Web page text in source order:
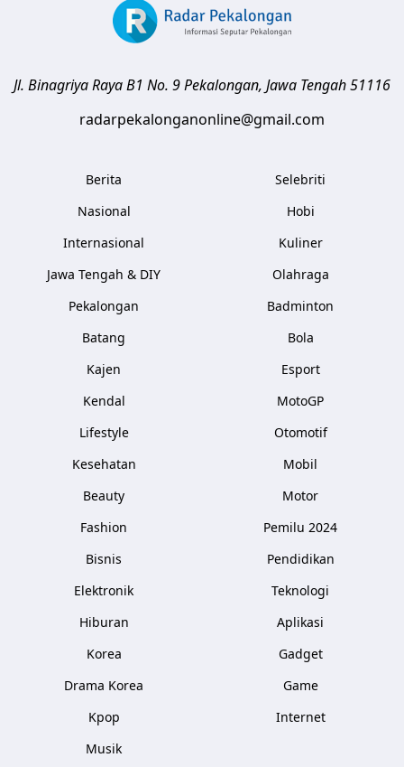
Jl. Binagriya Raya B1 No. 9Pekalongan, Jawa Tengah51116
radarpekalonganonline@gmail.com
Berita
Nasional
Internasional
Jawa Tengah & DIY
Pekalongan
Batang
Kajen
Kendal
Lifestyle
Kesehatan
Beauty
Fashion
Bisnis
Elektronik
Hiburan
Korea
Drama Korea
Kpop
Musik
Selebriti
Hobi
Kuliner
Olahraga
Badminton
Bola
Esport
MotoGP
Otomotif
Mobil
Motor
Pemilu 2024
Pendidikan
Teknologi
Aplikasi
Gadget
Game
Internet